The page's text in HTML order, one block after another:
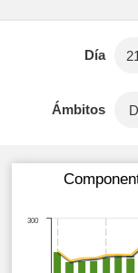
Día
Ámbitos
300